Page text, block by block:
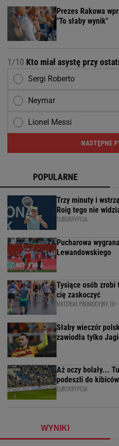
Prezes Rakowa
"To słaby wynik"
1/10 Kto miał asystę przy
Sergi Roberto
Neymar
Lionel Messi
NASTĘPNE
POPULARNE
Trzy minuty i
Roig tego nie
SUBSKRYPCJA
Pucharowa
Lewandowskiego
Tysiące osób zrobi
cię zaskoczyć
MATERIAŁ PROMOCYJNY, 18+
Słaby wieczór
zawiodła tylko
Aż oczy bolały...
podeszli do
SUBSKRYPCJA
WYNIKI